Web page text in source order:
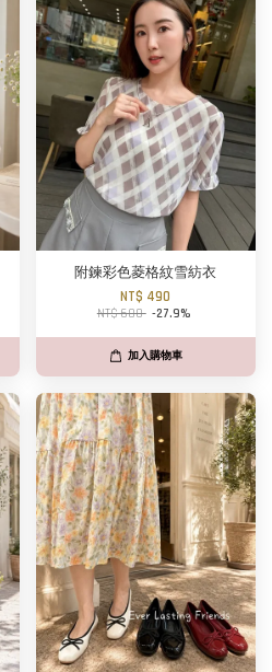
附鍊彩色菱格紋雪紡衣
NT$ 490
NT$ 680 -27.9%
加入購物車